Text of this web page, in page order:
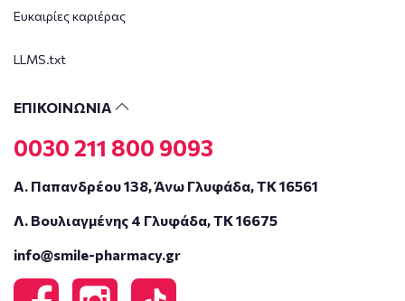
Ευκαιρίες καριέρας
LLMS.txt
ΕΠΙΚΟΙΝΩΝΙΑ
0030 211 800 9093
Α. Παπανδρέου 138, Άνω Γλυφάδα, ΤΚ 16561
Λ. Βουλιαγμένης 4 Γλυφάδα, ΤΚ 16675
info@smile-pharmacy.gr